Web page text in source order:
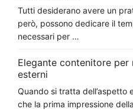
Tutti desiderano avere un
però, possono dedicare il
necessari per …
Elegante contenitore
esterni
Quando si tratta dell’aspetto
che la prima impressione